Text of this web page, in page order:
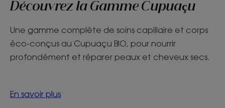
Découvrez la Gamme Cupuaçu
Une gamme complète de soins capillaire et corps
éco-conçus au Cupuaçu BIO, pour nourrir
profondément et réparer peaux et cheveux secs.
En savoir plus